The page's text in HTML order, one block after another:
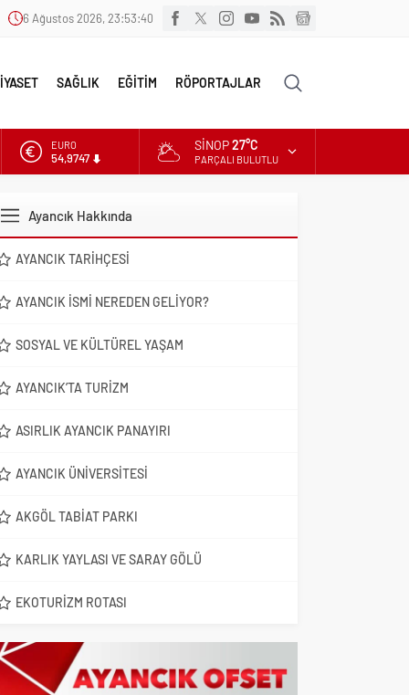
6 Ağustos 2026, 23:53:41
SAĞLIK EĞİTİM RÖPORTAJLAR
ALTIN
6.499,25
EURO
SINOP27°C
PARÇALI BULUTLU
Ayancık Hakkında
AYANCIK TARIHÇESI
AYANCIK İSMI NEREDEN GELIYOR?
SOSYAL VE KÜLTÜREL YAŞAM
AYANCIK’TA TURIZM
ASIRLIK AYANCIK PANAYIRI
AYANCIK ÜNIVERSITESI
AKGÖL TABIAT PARKI
KARLIK YAYLASI VE SARAY GÖLÜ
EKOTURIZM ROTASI